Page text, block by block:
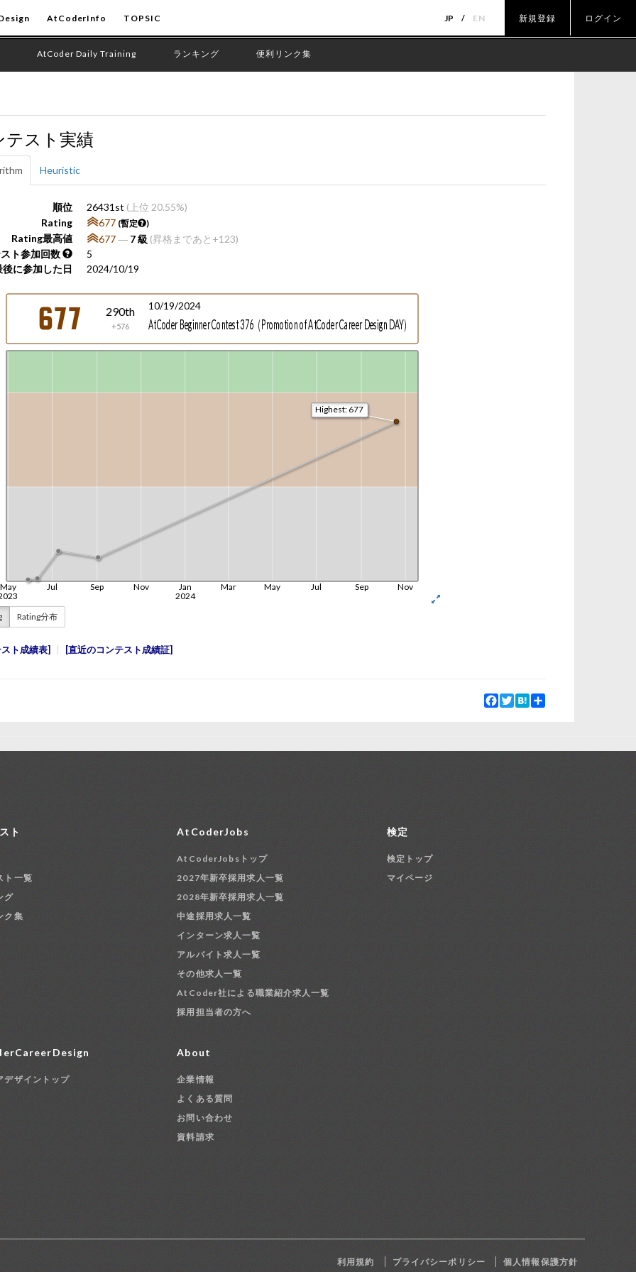
AtCoderInfo TOPSIC JP EN 新規登録 ログイン
AtCoder Daily Training ランキング 便利リンク集
テスト実績
Heuristic
順位 26431st (上位 20.55%)
Rating
677 (暫定 )
Rating最高値 677― 7 級 (昇格まであと+123)
ト参加回数
5
後に参加した日
2024/10/19
Rating分布
スト成績表 直近のコンテスト成績証
Facebook
TwitterHatena
ト
ト一覧
グ
ク集
AtCoderJobs
AtCoderJobsトップ
2027年新卒採用求人一覧
2028年新卒採用求人一覧
中途採用求人一覧
インターン求人一覧
アルバイト求人一覧
その他求人一覧
AtCoder社による職業紹介求人一覧
採用担当者の方へ
検定
検定トップ
マイページ
デザイントップ
About
企業情報
よくある質問
お問い合わせ
資料請求
利用規約 プライバシーポリシー 個人情報保護方針